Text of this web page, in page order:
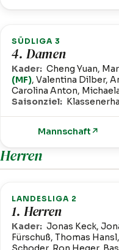
SÜDLIGA 3
4. Damen
Kader: Cheng Yuan,
(MF), Valentina Dilber,
Carolina Anton,
Saisonziel:
Mannschaft ↗
Herren
LANDESLIGA 2
1. Herren
Kader: Jonas Keck,
Fürschuß, Thomas Hansl,